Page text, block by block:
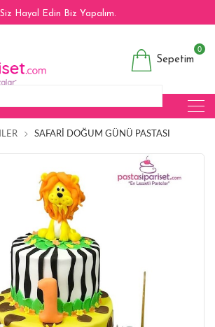
Siz Hayal Edin Biz Yapalım.
Sepetim
0
SAFARI DOĞUM GÜNÜ PASTASI